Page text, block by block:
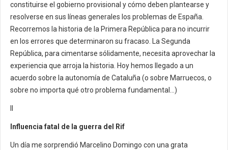
constituirse el gobierno provisional y cómo deben plantearse y
resolverse en sus líneas generales los problemas de España.
Recorremos la historia de la Primera República para no incurrir
en los errores que determinaron su fracaso. La Segunda
República, para cimentarse sólidamente, necesita aprovechar la
experiencia que arroja la historia. Hoy hemos llegado a un
acuerdo sobre la autonomía de Cataluña (o sobre Marruecos, o
sobre no importa qué otro problema fundamental…)
Influencia fatal de la guerra del Rif
Un día me sorprendió Marcelino Domingo con una grata